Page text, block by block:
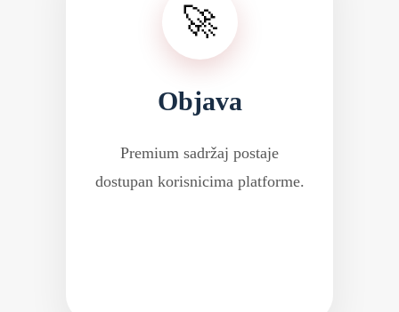
🚀
Objava
Premium sadržaj postaje
dostupan korisnicima platforme.